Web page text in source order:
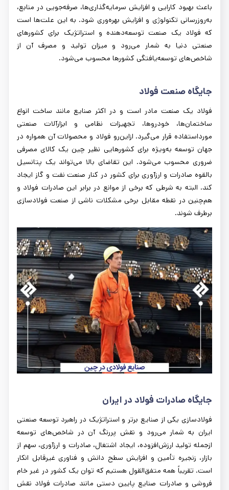
باعث بهبود کارایی و افزایش سرمایه‌گذاری‌ها، صرفه‌جویی در منابع،
به‌روزرسانی تکنولوژی و افزایش بهره‌وری شود. به این علت‌ها است
که فولاد یک صنعت توسعه‌دهنده و استراتژیک برای کشورهای
صنعتی دنیا به شمار می‌رود و میزان تولید و مصرف آن از
شاخص‌های توسعه‌یافتگی کشورها محسوب می‌شود.
جایگاه صنعت فولاد
فولاد یک صنعت مادر است و در اکثر صنایع مانند ساخت انواع
ساختمان‌ها، خودروها، تجهیزات نظامی و ابزارآلات صنعتی
مورداستفاده قرار می‌گیرد. ازاین‌رو فولاد و محصولات آن همواره در
جهان توسعه به‌ویژه برای کشورهایی نظیر چین یک کالای مصرفی
ضروری محسوب می‌شود. این تقاضای بالا می‌تواند یک پتانسیل
بالقوه صادرات و ارزآوری برای کشور در کنار صنعت نفت و گاز ایجاد
کند. البته به شرطی که برخی از موانع در برابر این صادرات فولاد و
هم‌چنین در نقطه مقابل برخی مشکلات ناشی از صنعت فولادسازی
برطرف شوند.
جایگاه صادرات فولاد در ایران
فولادسازی یکی از صنایع برتر و استراتژیک در راهبرد توسعه صنعتی
ایران به شمار می‌رود و نقش پررنگ آن در شاخص‌های توسعه
ازجمله تولید ارزش‌افزوده، ایجاد اشتغال، صادرات و ارزآوری، سهم از
بازار، زنجیره تأمین و افزایش سطح دانش و فناوری غیرقابل انکار
است. تقریباً همه متفق‌القول هستیم که توان یک کشور در غیر خام
فروشی و صادرات صنایع پایین دستی مانند صادرات فولاد نقش